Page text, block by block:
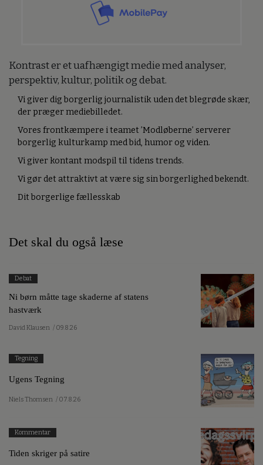
Kontrast er et uafhængigt medie med analyser,
perspektiv, kultur, politik og debat.
Vi giver dig borgerlig journalistik uden det blegrøde skær,
der præger mediebilledet.
Vores frontkæmpere i teamet ’Modløberne’ serverer
borgerlig kulturkamp med bid, humor og viden.
Vi giver kontant modspil til tidens trends.
Vi gør det attraktivt at være sig sin borgerlighed bekendt.
Dit borgerlige fællesskab
Det skal du også læse
Debat
Ni børn måtte tage skaderne af statens
hastværk
David Klausen / 09.8.26
Tegning
Ugens Tegning
Niels Thomsen / 07.8.26
Kommentar
Tiden skriger på satire